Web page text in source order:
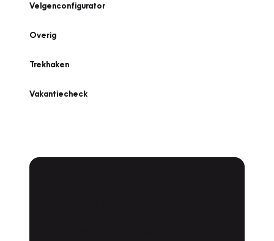
Velgenconfigurator
Overig
Trekhaken
Vakantiecheck